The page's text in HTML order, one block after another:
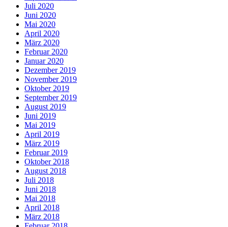
Juli 2020
Juni 2020
Mai 2020
April 2020
März 2020
Februar 2020
Januar 2020
Dezember 2019
November 2019
Oktober 2019
September 2019
August 2019
Juni 2019
Mai 2019
April 2019
März 2019
Februar 2019
Oktober 2018
August 2018
Juli 2018
Juni 2018
Mai 2018
April 2018
März 2018